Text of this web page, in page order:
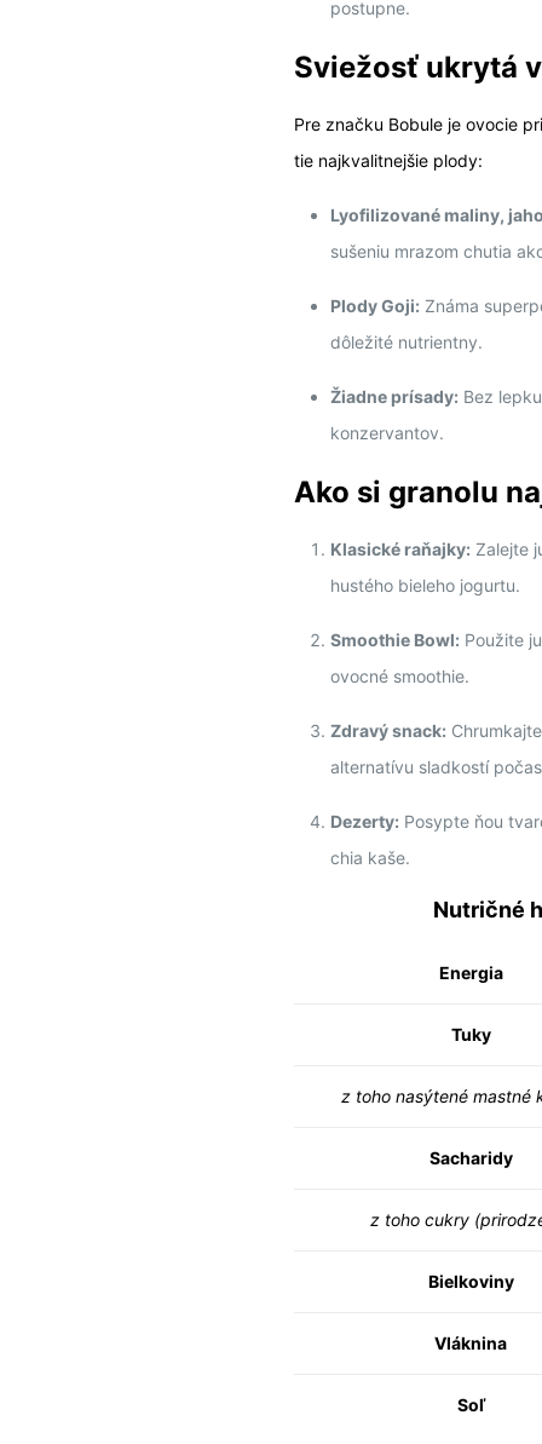
postupne.
Sviežosť ukrytá
Pre značku Bobule je ovocie
tie najkvalitnejšie plody:
Lyofilizované maliny,
sušeniu mrazom chutia
Plody Goji: Známa
dôležité nutrientny.
Žiadne prísady: Bez
konzervantov.
Ako si granolu
Klasické raňajky: Zalejte
hustého bieleho jogurtu.
Smoothie Bowl: Použite
ovocné smoothie.
Zdravý snack:
alternatívu sladkostí
Dezerty: Posypte ňou
chia kaše.
Nutričné
Energia
Tuky
z toho nasýtené mastné
Sacharidy
z toho cukry
Bielkoviny
Vláknina
Soľ